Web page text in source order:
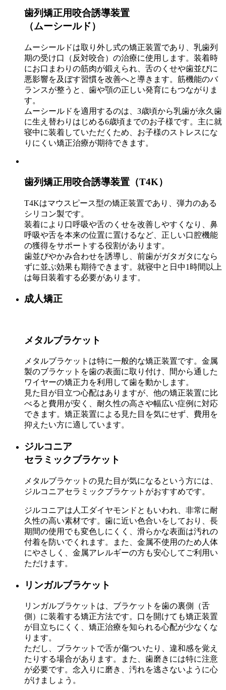
歯列矯正用咬合誘導装置
（ムーシールド）
ムーシールドは取り外し式の矯正装置であり、乳歯列
期の受け口（反対咬合）の治療に使用します。装着時
にお口まわりの筋肉が鍛えられ、舌のくせや歯並びに
悪影響を及ぼす習慣を改善へと導きます。筋機能のバ
ランスが整うと、歯や顎の正しい発育にもつながりま
す。
ムーシールドを適用するのは、3歳頃から乳歯が永久歯
に生え替わりはじめる6歳頃までのお子様です。主に就
寝中に装着していただくため、お子様のストレスにな
りにくい矯正治療が期待できます。
歯列矯正用咬合誘導装置（T4K）
T4Kはマウスピース型の矯正装置であり、弾力のある
シリコン製です。
装着により口呼吸や舌のくせを改善しやすくなり、鼻
呼吸や舌を本来の位置に置けるなど、正しい口腔機能
の獲得をサポートする役割があります。
歯並びやかみ合わせを誘導し、前歯がガタガタになら
ずに並ぶ効果も期待できます。就寝中と日中1時間以上
は毎日装着する必要があります。
成人矯正
メタルブラケット
メタルブラケットは特に一般的な矯正装置です。金属
製のブラケットを歯の表面に取り付け、間から通した
ワイヤーの矯正力を利用して歯を動かします。
見た目が目立つ心配はありますが、他の矯正装置に比
べると費用が安く、耐久性の高さや幅広い症例に対応
できます。矯正装置による見た目を気にせず、費用を
抑えたい方に適しています。
ジルコニア
セラミックブラケット
メタルブラケットの見た目が気になるという方には、
ジルコニアセラミックブラケットがおすすめです。
ジルコニアは人工ダイヤモンドともいわれ、非常に耐
久性の高い素材です。歯に近い色合いをしており、長
期間の使用でも変色しにくく、滑らかな表面は汚れの
付着を防いでくれます。また、金属不使用のため人体
にやさしく、金属アレルギーの方も安心してご利用い
ただけます。
リンガルブラケット
リンガルブラケットは、ブラケットを歯の裏側（舌
側）に装着する矯正方法です。口を開けても矯正装置
が目立ちにくく、矯正治療を知られる心配が少なくな
ります。
ただし、ブラケットで舌が傷ついたり、違和感を覚え
たりする場合があります。また、歯磨きには特に注意
が必要です。念入りに磨き、汚れを逃さないように心
がけましょう。